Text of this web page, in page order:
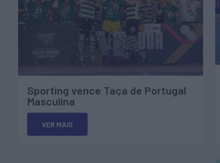
Sporting vence Taça de Portugal
Masculina
VER MAIS